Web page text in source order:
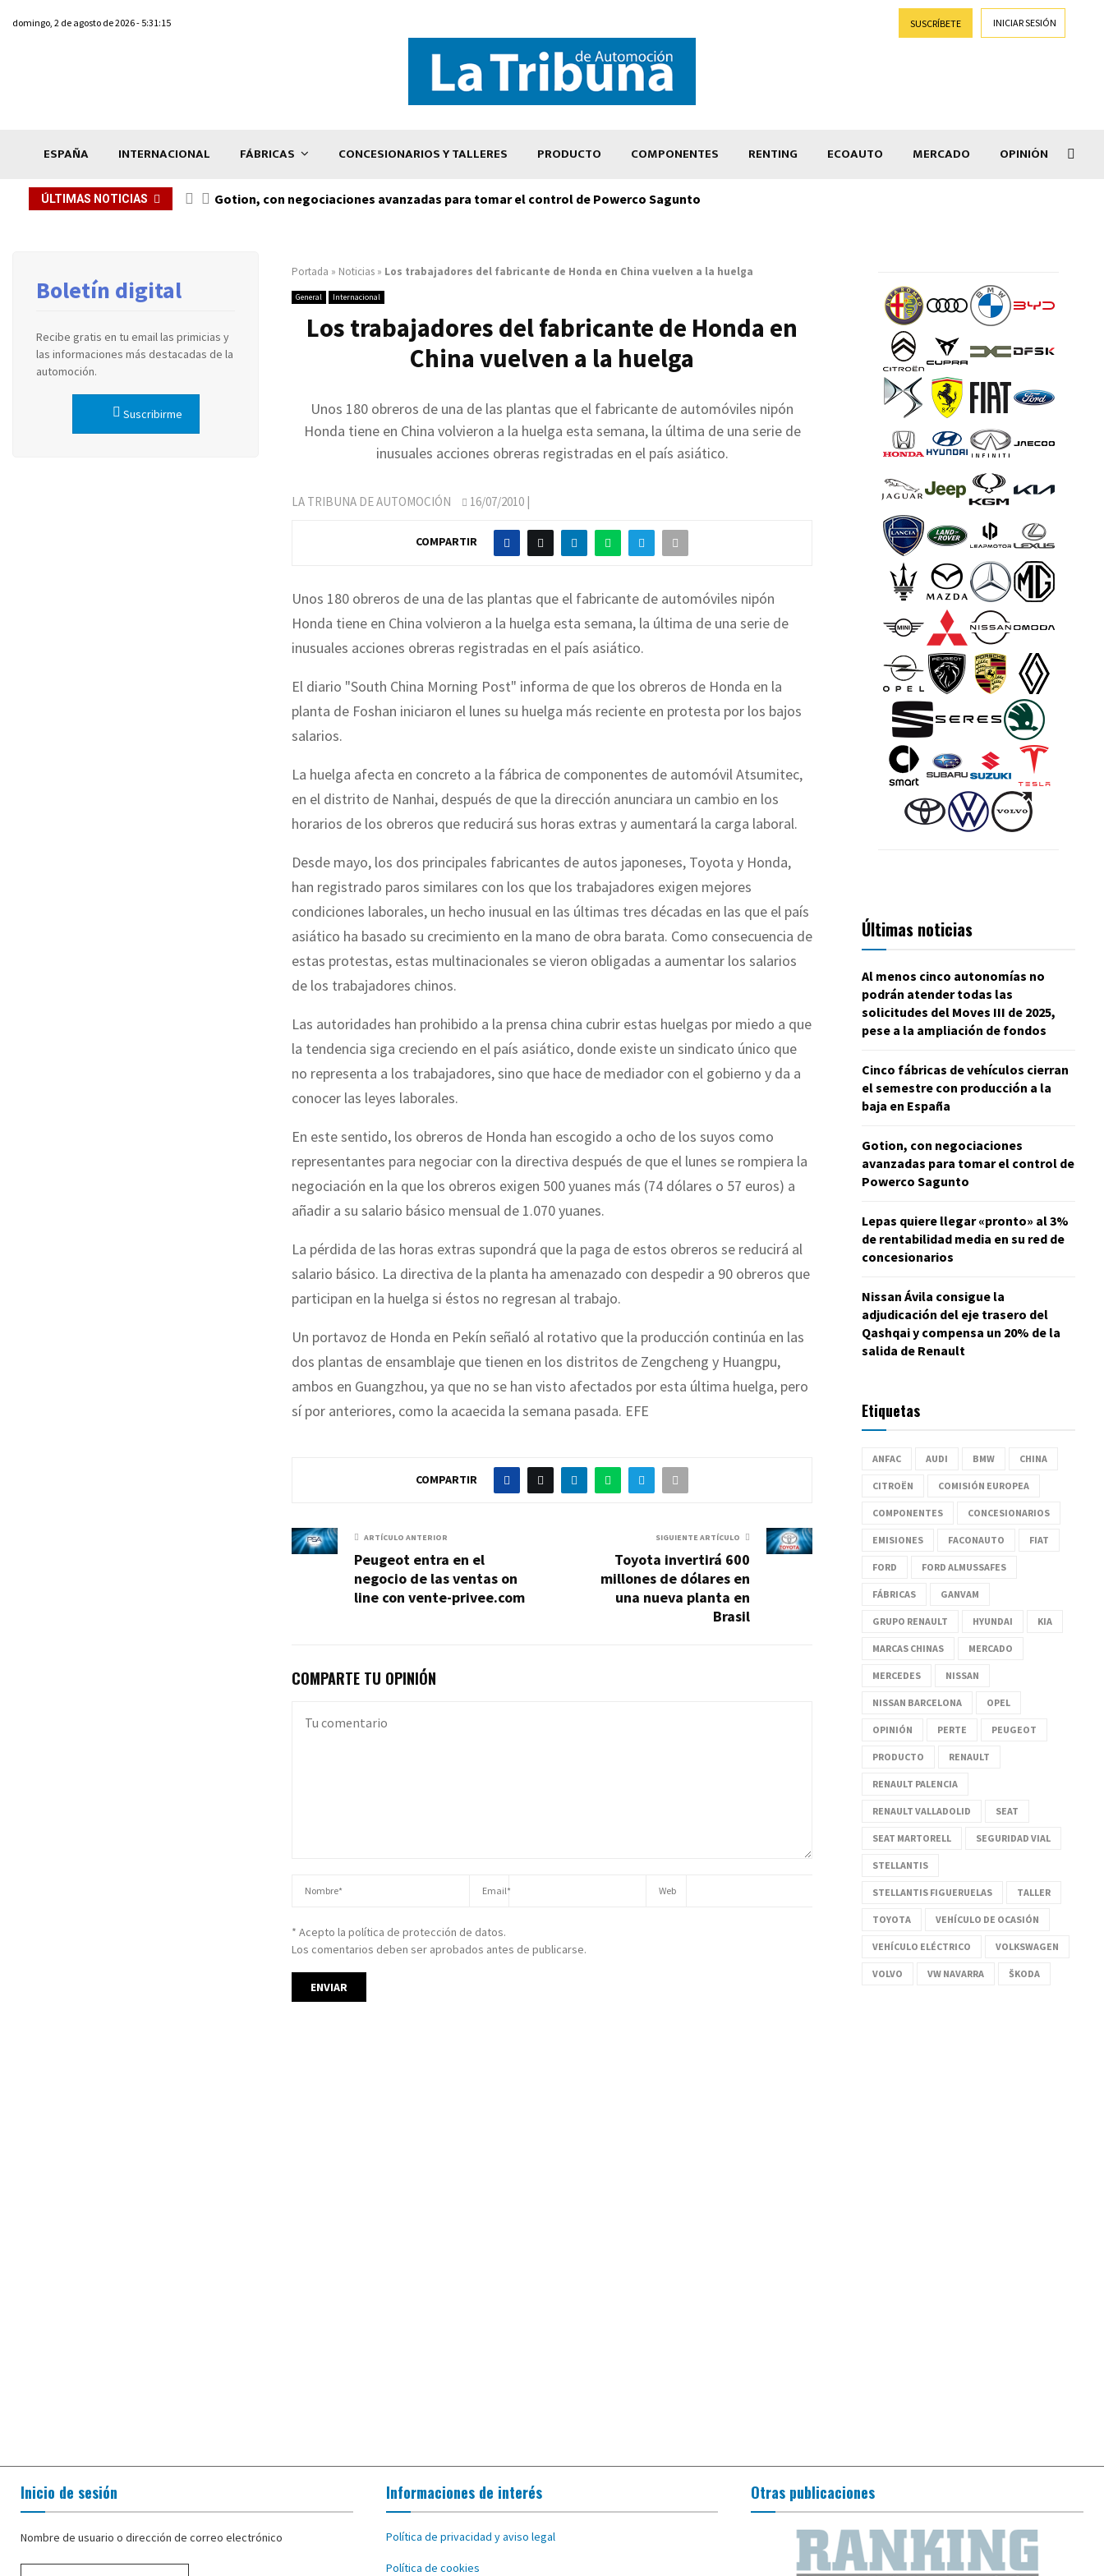
domingo, 2 de agosto de 2026 - 5:31:15 SUSCRÍBETE INICIAR SESIÓN
ESPAÑA INTERNACIONAL FÁBRICAS CONCESIONARIOS Y TALLERES PRODUCTO COMPONENTES RENTING ECOAUTO MERCADO OPINIÓN
ÚLTIMAS NOTICIAS Gotion, con negociaciones avanzadas para tomar el control de Powerco Sagunto
Portada » Noticias » Los trabajadores del fabricante de Honda en China vuelven a la huelga
General Internacional
Los trabajadores del fabricante de Honda en
China vuelven a la huelga
Unos 180 obreros de una de las plantas que el fabricante de automóviles nipón
Honda tiene en China volvieron a la huelga esta semana, la última de una serie de
inusuales acciones obreras registradas en el país asiático.
LA TRIBUNA DE AUTOMOCIÓN 16/07/2010 |
COMPARTIR
Unos 180 obreros de una de las plantas que el fabricante de automóviles nipón
Honda tiene en China volvieron a la huelga esta semana, la última de una serie de
inusuales acciones obreras registradas en el país asiático.
El diario "South China Morning Post" informa de que los obreros de Honda en la
planta de Foshan iniciaron el lunes su huelga más reciente en protesta por los bajos
salarios.
La huelga afecta en concreto a la fábrica de componentes de automóvil Atsumitec,
en el distrito de Nanhai, después de que la dirección anunciara un cambio en los
horarios de los obreros que reducirá sus horas extras y aumentará la carga laboral.
Desde mayo, los dos principales fabricantes de autos japoneses, Toyota y Honda,
han registrado paros similares con los que los trabajadores exigen mejores
condiciones laborales, un hecho inusual en las últimas tres décadas en las que el país
asiático ha basado su crecimiento en la mano de obra barata. Como consecuencia de
estas protestas, estas multinacionales se vieron obligadas a aumentar los salarios
de los trabajadores chinos.
Las autoridades han prohibido a la prensa china cubrir estas huelgas por miedo a que
la tendencia siga creciendo en el país asiático, donde existe un sindicato único que
no representa a los trabajadores, sino que hace de mediador con el gobierno y da a
conocer las leyes laborales.
En este sentido, los obreros de Honda han escogido a ocho de los suyos como
representantes para negociar con la directiva después de que el lunes se rompiera la
negociación en la que los obreros exigen 500 yuanes más (74 dólares o 57 euros) a
añadir a su salario básico mensual de 1.070 yuanes.
La pérdida de las horas extras supondrá que la paga de estos obreros se reducirá al
salario básico. La directiva de la planta ha amenazado con despedir a 90 obreros que
participan en la huelga si éstos no regresan al trabajo.
Un portavoz de Honda en Pekín señaló al rotativo que la producción continúa en las
dos plantas de ensamblaje que tienen en los distritos de Zengcheng y Huangpu,
ambos en Guangzhou, ya que no se han visto afectados por esta última huelga, pero
sí por anteriores, como la acaecida la semana pasada. EFE
COMPARTIR
ARTÍCULO ANTERIOR
Peugeot entra en el
negocio de las ventas on
line con vente-privee.com
SIGUIENTE ARTÍCULO
Toyota invertirá 600
millones de dólares en
una nueva planta en
Brasil
COMPARTE TU OPINIÓN
* Acepto la política de protección de datos.
Los comentarios deben ser aprobados antes de publicarse.
Boletín digital
Recibe gratis en tu email las primicias y
las informaciones más destacadas de la
automoción.
Suscribirme
Últimas noticias
Al menos cinco autonomías no
podrán atender todas las
solicitudes del Moves III de 2025,
pese a la ampliación de fondos
Cinco fábricas de vehículos cierran
el semestre con producción a la
baja en España
Gotion, con negociaciones
avanzadas para tomar el control de
Powerco Sagunto
Lepas quiere llegar «pronto» al 3%
de rentabilidad media en su red de
concesionarios
Nissan Ávila consigue la
adjudicación del eje trasero del
Qashqai y compensa un 20% de la
salida de Renault
Etiquetas
ANFAC AUDI BMW CHINA
CITROËN COMISIÓN EUROPEA
COMPONENTES CONCESIONARIOS
EMISIONES FACONAUTO FIAT
FORD FORD ALMUSSAFES
FÁBRICAS GANVAM
GRUPO RENAULT HYUNDAI KIA
MARCAS CHINAS MERCADO
MERCEDES NISSAN
NISSAN BARCELONA OPEL
OPINIÓN PERTE PEUGEOT
PRODUCTO RENAULT
RENAULT PALENCIA
RENAULT VALLADOLID SEAT
SEAT MARTORELL SEGURIDAD VIAL
STELLANTIS
STELLANTIS FIGUERUELAS TALLER
TOYOTA VEHÍCULO DE OCASIÓN
VEHÍCULO ELÉCTRICO VOLKSWAGEN
VOLVO VW NAVARRA ŠKODA
Inicio de sesión
Nombre de usuario o dirección de correo electrónico
Informaciones de interés
Política de privacidad y aviso legal
Política de cookies
Otras publicaciones